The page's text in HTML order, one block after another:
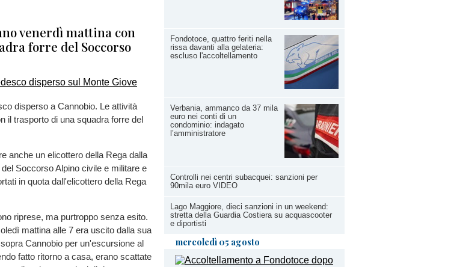
Fondotoce, quattro feriti nella
rissa davanti alla gelateria:
escluso l'accoltellamento
Verbania, ammanco da 37 mila
euro nei conti di un
condominio: indagato
l’amministratore
Controlli nei centri subacquei: sanzioni per
90mila euro VIDEO
Lago Maggiore, dieci sanzioni in un weekend:
stretta della Guardia Costiera su acquascooter
e diportisti
mercoledì 05 agosto
venerdì mattina con
forre del Soccorso
disperso a Cannobio. Le attività
il trasporto di una squadra forre del
anche un elicottero della Rega dalla
Soccorso Alpino civile e militare e
in quota dall'elicottero della Rega
riprese, ma purtroppo senza esito.
mattina alle 7 era uscito dalla sua
Cannobio per un'escursione al
fatto ritorno a casa, erano scattate